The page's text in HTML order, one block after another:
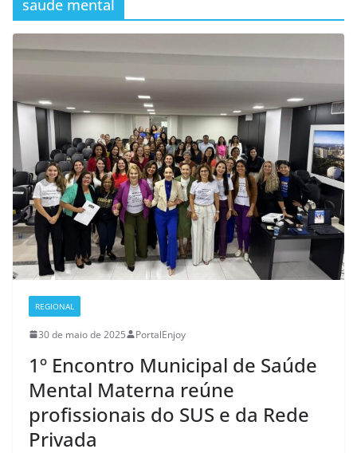
saude mental
REGIONAL
30 de maio de 2025 PortalEnjoy
1º Encontro Municipal de Saúde
Mental Materna reúne
profissionais do SUS e da Rede
Privada